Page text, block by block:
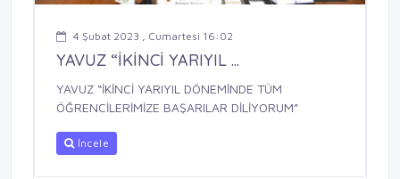
4 Şubat 2023 , Cumartesi 16:02
YAVUZ “İKİNCİ YARIYIL ...
YAVUZ “İKİNCİ YARIYIL DÖNEMİNDE TÜM
ÖĞRENCİLERİMİZE BAŞARILAR DİLİYORUM”
İncele